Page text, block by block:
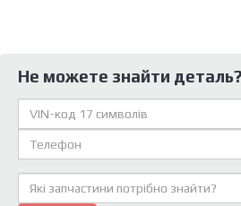
Не можете знайти деталь?